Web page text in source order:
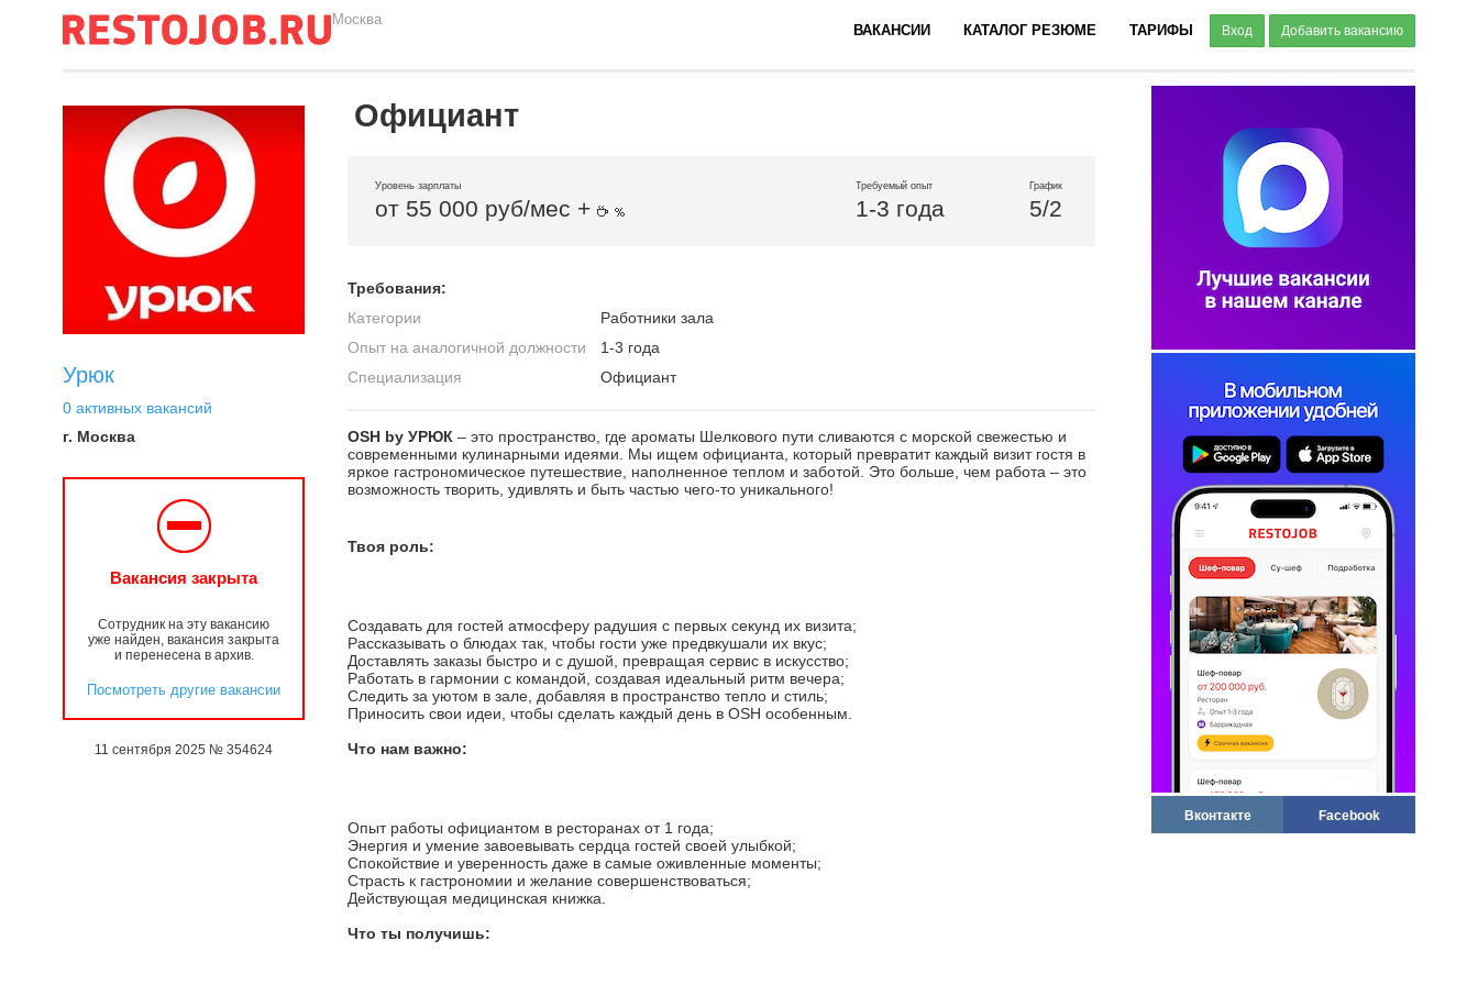
Москва
ВАКАНСИИ КАТАЛОГ РЕЗЮМЕ ТАРИФЫ Вход Добавить вакансию
Вконтакте Facebook
Урюк
0 активных вакансий
г. Москва
Вакансия закрыта
Сотрудник на эту вакансию
уже найден, вакансия закрыта
и перенесена в архив.
Посмотреть другие вакансии
11 сентября 2025 № 354624
Официант
Уровень зарплаты
от 55 000 руб/мес +
Требуемый опыт
1-3 года
График
5/2
Требования:
Категории
Работники зала
Опыт на аналогичной должности
1-3 года
Специализация
Официант
OSH by УРЮК – это пространство, где ароматы Шелкового пути сливаются с морской свежестью и
современными кулинарными идеями. Мы ищем официанта, который превратит каждый визит гостя в
яркое гастрономическое путешествие, наполненное теплом и заботой. Это больше, чем работа – это
возможность творить, удивлять и быть частью чего-то уникального!
Твоя роль:
Создавать для гостей атмосферу радушия с первых секунд их визита;
Рассказывать о блюдах так, чтобы гости уже предвкушали их вкус;
Доставлять заказы быстро и с душой, превращая сервис в искусство;
Работать в гармонии с командой, создавая идеальный ритм вечера;
Следить за уютом в зале, добавляя в пространство тепло и стиль;
Приносить свои идеи, чтобы сделать каждый день в OSH особенным.
Что нам важно:
Опыт работы официантом в ресторанах от 1 года;
Энергия и умение завоевывать сердца гостей своей улыбкой;
Спокойствие и уверенность даже в самые оживленные моменты;
Страсть к гастрономии и желание совершенствоваться;
Действующая медицинская книжка.
Что ты получишь: